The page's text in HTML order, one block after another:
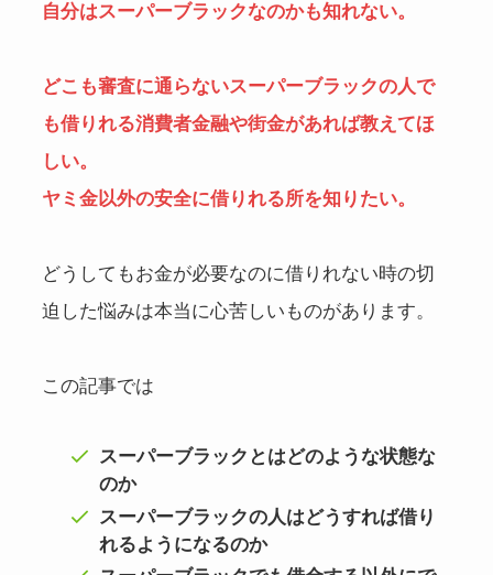
自分はスーパーブラックなのかも知れない。
どこも審査に通らないスーパーブラックの人で
も借りれる消費者金融や街金があれば教えてほ
しい。
ヤミ金以外の安全に借りれる所を知りたい。
どうしてもお金が必要なのに借りれない時の切
迫した悩みは本当に心苦しいものがあります。
この記事では
スーパーブラックとはどのような状態な
のか
スーパーブラックの人はどうすれば借り
れるようになるのか